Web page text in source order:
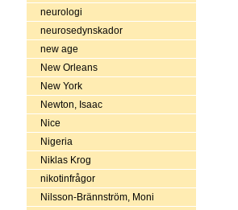
neurologi
neurosedynskador
new age
New Orleans
New York
Newton, Isaac
Nice
Nigeria
Niklas Krog
nikotinfrågor
Nilsson-Brännström, Moni